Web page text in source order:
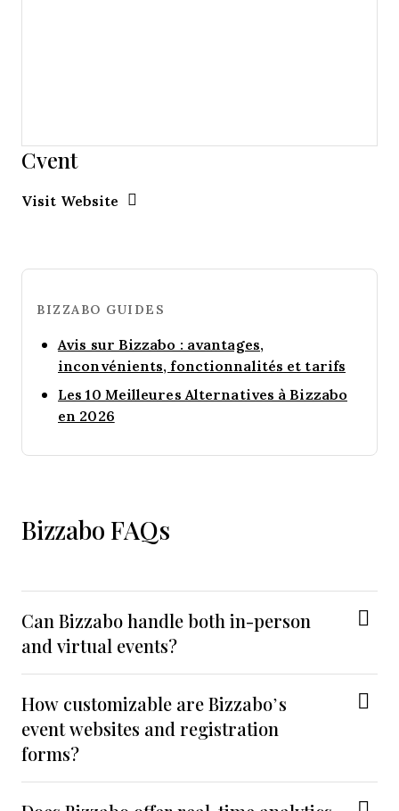
Cvent
Visit Website Opens New Window
BIZZABO GUIDES
Avis sur Bizzabo : avantages,
inconvénients, fonctionnalités et tarifs
Les 10 Meilleures Alternatives à Bizzabo
en 2026Opens new window
Bizzabo FAQs
Can Bizzabo handle both in-person
and virtual events?
How customizable are Bizzabo’s
event websites and registration
forms?